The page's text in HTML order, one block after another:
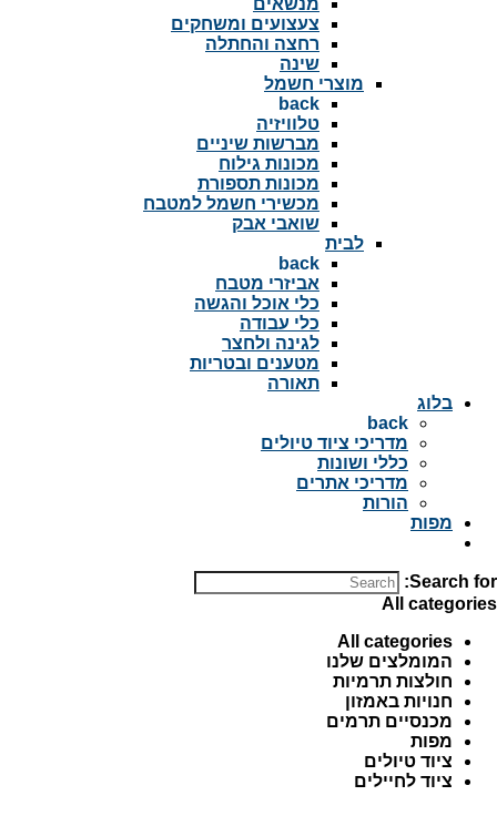
צעצועים ומשחקים
רחצה והחתלה
שינה
מוצרי חשמל
back
טלוויזיה
מברשות שיניים
מכונות גילוח
מכונות תספורת
מכשירי חשמל למטבח
שואבי אבק
לבית
back
אביזרי מטבח
כלי אוכל והגשה
כלי עבודה
לגינה ולחצר
מטענים ובטריות
תאורה
בלוג
back
מדריכי ציוד טיולים
כללי ושונות
מדריכי אתרים
הורות
מפות
Search for:
All categories
All categories
המומלצים שלנו
חולצות תרמיות
חנויות באמזון
מכנסיים תרמים
מפות
ציוד טיולים
ציוד לחיילים